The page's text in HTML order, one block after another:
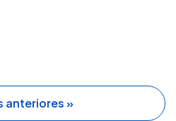
anteriores »